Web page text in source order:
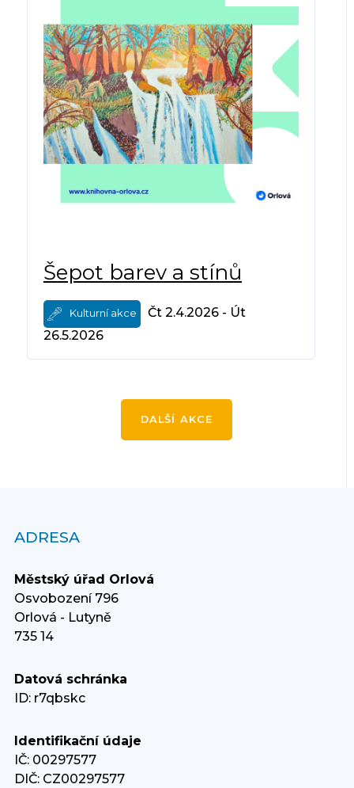
Šepot barev a stínů
Kulturní akce
Čt 2.4.2026 - Út
26.5.2026
DALŠÍ AKCE
ADRESA
Městský úřad Orlová
Osvobození 796
Orlová - Lutyně
735 14
Datová schránka
ID: r7qbskc
Identifikační údaje
IČ: 00297577
DIČ: CZ00297577